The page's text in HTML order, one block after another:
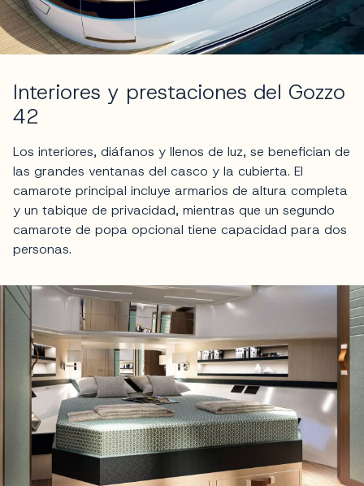
Interiores y prestaciones del Gozzo
42
Los interiores, diáfanos y llenos de luz, se benefician de
las grandes ventanas del casco y la cubierta. El
camarote principal incluye armarios de altura completa
y un tabique de privacidad, mientras que un segundo
camarote de popa opcional tiene capacidad para dos
personas.